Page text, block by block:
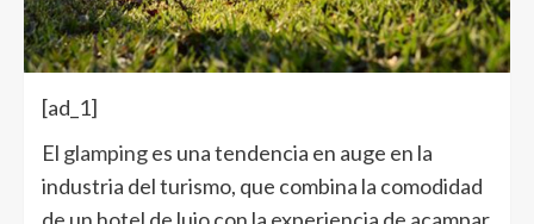
[ad_1]
El glampinges una tendencia en auge en la
industria del turismo, que combina la comodidad